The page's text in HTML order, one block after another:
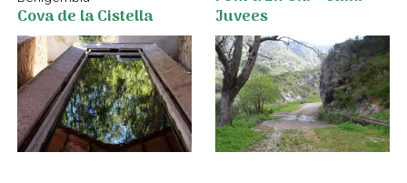
Cova de la Cistella Juvees